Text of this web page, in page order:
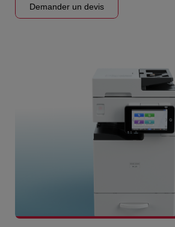
Demander un devis